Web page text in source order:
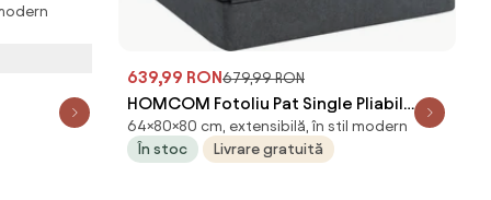
639,99 RON679,99 RON
HOMCOM Fotoliu Pat Single Pliabil
Modern, Fotoliu de Podea Compact
Convertibil în Șezlong și Saltea, Pat
64×80×80 cm, extensibilă, în stil modern
În stoc
Livrare gratuită